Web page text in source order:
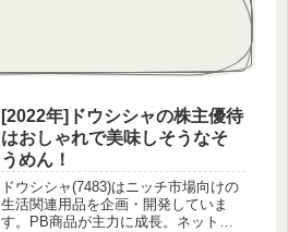
[2022年]ドウシシャの株主優待
はおしゃれで美味しそうなそ
うめん！
ドウシシャ(7483)はニッチ市場向けの
生活関連用品を企画・開発していま
す。PB商品が主力に成長。ネット通